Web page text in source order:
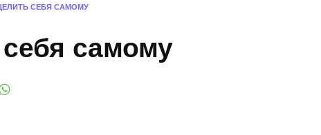
СЕБЯ САМОМУ
самому